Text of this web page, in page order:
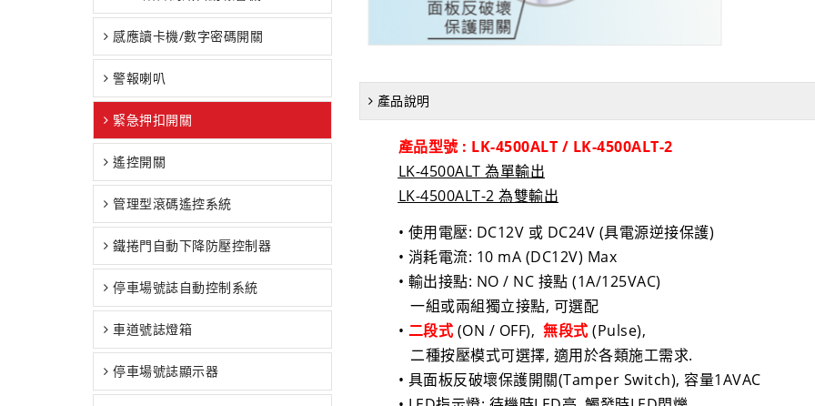
感應讀卡機/數字密碼開關
警報喇叭
緊急押扣開關
遙控開關
管理型滾碼遙控系統
鐵捲門自動下降防壓控制器
停車場號誌自動控制系統
車道號誌燈箱
停車場號誌顯示器
產品說明
產品型號 : LK-4500ALT / LK-4500ALT-2
LK-4500ALT 為單輸出
LK-4500ALT-2 為雙輸出
• 使用電壓: DC12V 或 DC24V (具電源逆接保護)
• 消耗電流: 10 mA (DC12V) Max
• 輸出接點: NO / NC 接點 (1A/125VAC)
一組或兩組獨立接點, 可選配
• 二段式 (ON / OFF), 無段式 (Pulse),
二種按壓模式可選擇, 適用於各類施工需求.
• 具面板反破壞保護開關(Tamper Switch), 容量1AVAC